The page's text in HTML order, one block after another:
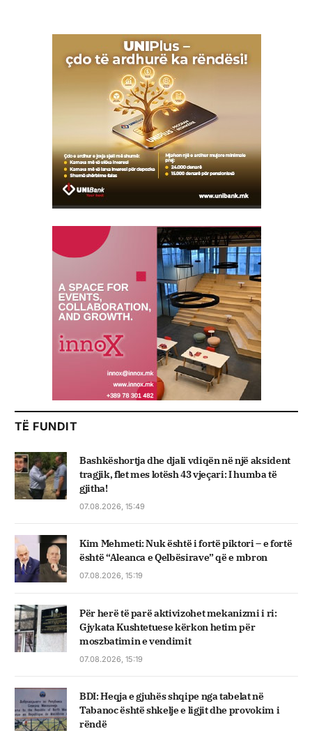
TË FUNDIT
Bashkëshortja dhe djali vdiqën në një aksident
tragjik, flet mes lotësh 43 vjeçari: I humba të
gjitha!
07.08.2026, 15:49
Kim Mehmeti: Nuk është i fortë piktori – e fortë
është “Aleanca e Qelbësirave” që e mbron
07.08.2026, 15:19
Për herë të parë aktivizohet mekanizmi i ri:
Gjykata Kushtetuese kërkon hetim për
moszbatimin e vendimit
07.08.2026, 15:19
BDI: Heqja e gjuhës shqipe nga tabelat në
Tabanoc është shkelje e ligjit dhe provokim i
rëndë